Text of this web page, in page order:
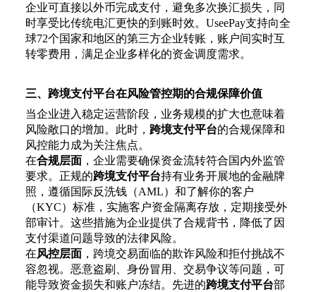
企业可直接以外币完成支付，避免多次换汇损失，同
时享受比传统电汇更快的到账时效。 UseePay支持向全
球72个国家和地区的第三方企业转账，账户间实时互
转零费用，满足企业多样化的资金调度需求。
三、跨境支付平台在风险管控期的合规保障价值
当企业进入稳定运营阶段，业务规模的扩大也意味着
风险敞口的增加。此时， 跨境支付平台的合规保障和
风控能力成为关注焦点。
在合规层面，企业需要确保资金流转符合国内外监管
要求。正规的跨境支付平台持有业务开展地的金融牌
照，遵循国际反洗钱（AML）和了解你的客户
（KYC）标准，实施客户资金隔离存放，定期接受外
部审计。这些措施为企业提供了合规背书，降低了因
支付渠道问题导致的法律风险。
在风控层面，跨境交易面临的欺诈风险和拒付挑战不
容忽视。恶意盗刷、身份冒用、交易争议等问题，可
能导致资金损失和账户冻结。先进的跨境支付平台部